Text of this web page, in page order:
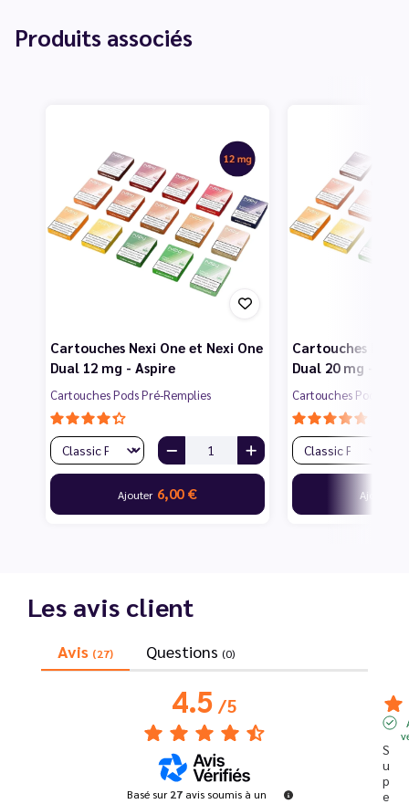
Produits associés
Cartouches Nexi One et Nexi One
Dual 12 mg - Aspire
Cartouches Pods Pré-Remplies
Ajouter 6,00 €
Cartouches Nexi
Dual 20 mg -
Cartouches Pods Pré-
Ajouter
Les avis client
Avis (27) Questions (0)
4.5/5
Basé sur27 avis soumis à un
S
u
p
e